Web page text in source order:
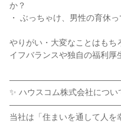
か？
・ ぶっちゃけ、男性の育休
やりがい・大変なことはもち
イフバランスや独自の福利厚
✨ ハウスコム株式会社につい
当社は「住まいを通して人を